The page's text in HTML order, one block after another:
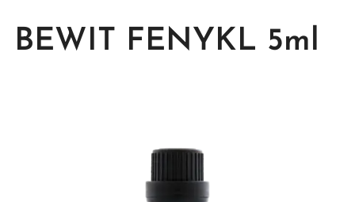
BEWIT FENYKL 5ml